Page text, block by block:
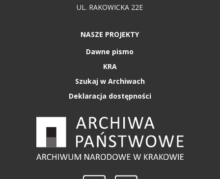
UL. RAKOWICKA 22E
NASZE PROJEKTY
Dawne pismo
KRA
Szukaj w Archiwach
Deklaracja dostępności